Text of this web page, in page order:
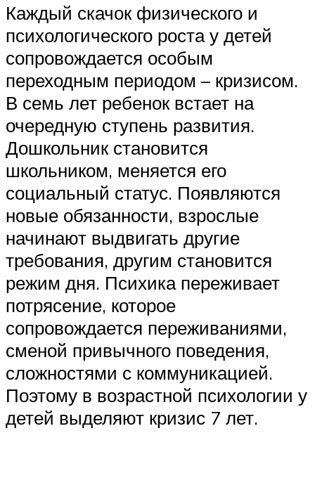
Каждый скачок физического и
психологического роста у детей
сопровождается особым
переходным периодом – кризисом.
В семь лет ребенок встает на
очередную ступень развития.
Дошкольник становится
школьником, меняется его
социальный статус. Появляются
новые обязанности, взрослые
начинают выдвигать другие
требования, другим становится
режим дня. Психика переживает
потрясение, которое
сопровождается переживаниями,
сменой привычного поведения,
сложностями с коммуникацией.
Поэтому в возрастной психологии у
детей выделяют кризис 7 лет.